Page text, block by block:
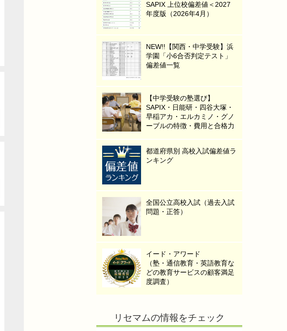
SAPIX 上位校偏差値＜2027
年度版（2026年4月）
NEW!!【関西・中学受験】浜
学園「小6合否判定テスト」
偏差値一覧
【中学受験の塾選び】
SAPIX・日能研・四谷大塚・
早稲アカ・エルカミノ・グノ
ーブルの特徴・費用と合格力
都道府県別 高校入試偏差値ラ
ンキング
全国公立高校入試（過去入試
問題・正答）
イード・アワード
（塾・通信教育・英語教育な
どの教育サービスの顧客満足
度調査）
リセマムの情報をチェック